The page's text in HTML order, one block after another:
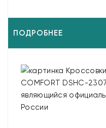
ПОДРОБНЕЕ